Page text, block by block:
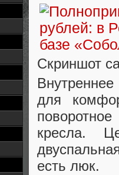
Скриншот
для
кресла.
есть люк.